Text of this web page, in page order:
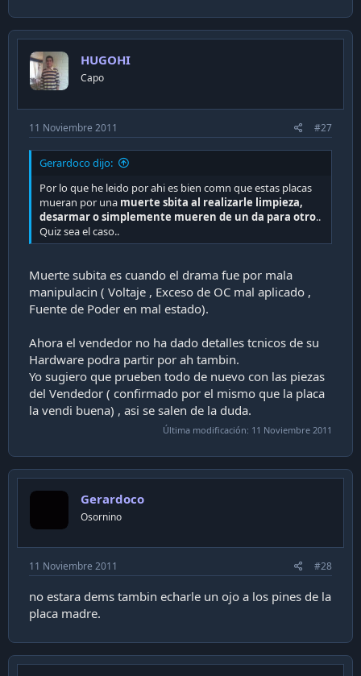
HUGOHI
Capo
11 Noviembre 2011 #27
Gerardoco dijo:
Por lo que he leido por ahi es bien comn que estas placas
mueran por una muerte sbita al realizarle limpieza,
desarmar o simplemente mueren de un da para otro..
Quiz sea el caso..
Muerte subita es cuando el drama fue por mala
manipulacin ( Voltaje , Exceso de OC mal aplicado ,
Fuente de Poder en mal estado).
Ahora el vendedor no ha dado detalles tcnicos de su
Hardware podra partir por ah tambin.
Yo sugiero que prueben todo de nuevo con las piezas
del Vendedor ( confirmado por el mismo que la placa
la vendi buena) , asi se salen de la duda.
Última modificación: 11 Noviembre 2011
Gerardoco
Osornino
11 Noviembre 2011 #28
no estara dems tambin echarle un ojo a los pines de la
placa madre.